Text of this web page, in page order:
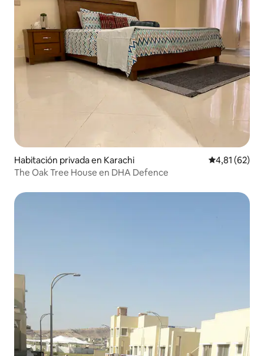
Habitación privada en Karachi Calificación
4,81 (62)
The Oak Tree House en DHA Defence